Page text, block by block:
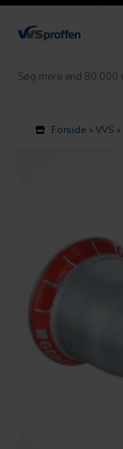
Forside »VVS »